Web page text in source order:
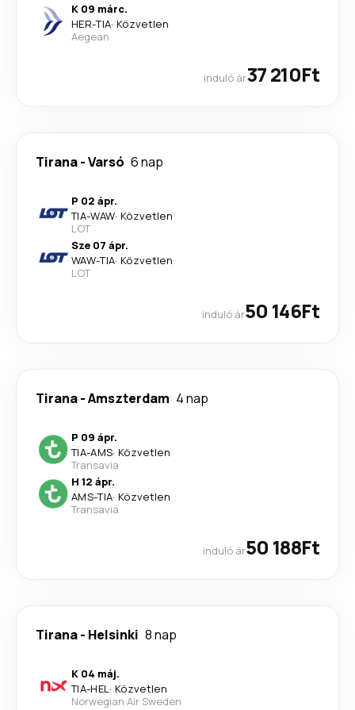
K 09 márc.
HER-TIA· Közvetlen
Aegean
induló ár37 210Ft
Tirana-Varsó 6 nap
P 02 ápr.
TIA-WAW· Közvetlen
LOT
Sze 07 ápr.
WAW-TIA· Közvetlen
LOT
induló ár50 146Ft
Tirana-Amszterdam 4 nap
P 09 ápr.
TIA-AMS· Közvetlen
Transavia
H 12 ápr.
AMS-TIA· Közvetlen
Transavia
induló ár50 188Ft
Tirana- Helsinki 8 nap
K 04 máj.
TIA-HEL· Közvetlen
Norwegian Air Sweden